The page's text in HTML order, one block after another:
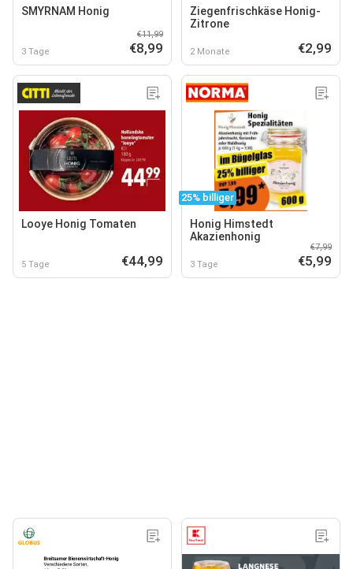
SMYRNAM Honig
3 Tage
€11,99
€8,99
Ziegenfrischkäse Honig-
Zitrone
2 Monate €2,99
Looye Honig Tomaten
5 Tage €44,99
25% billiger
Honig Himstedt
Akazienhonig
3 Tage
€7,99
€5,99